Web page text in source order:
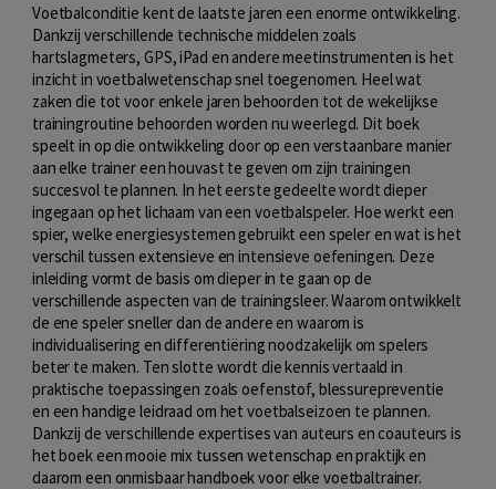
Voetbalconditie kent de laatste jaren een enorme ontwikkeling.
Dankzij verschillende technische middelen zoals
hartslagmeters, GPS, iPad en andere meetinstrumenten is het
inzicht in voetbalwetenschap snel toegenomen. Heel wat
zaken die tot voor enkele jaren behoorden tot de wekelijkse
trainingroutine behoorden worden nu weerlegd. Dit boek
speelt in op die ontwikkeling door op een verstaanbare manier
aan elke trainer een houvast te geven om zijn trainingen
succesvol te plannen. In het eerste gedeelte wordt dieper
ingegaan op het lichaam van een voetbalspeler. Hoe werkt een
spier, welke energiesystemen gebruikt een speler en wat is het
verschil tussen extensieve en intensieve oefeningen. Deze
inleiding vormt de basis om dieper in te gaan op de
verschillende aspecten van de trainingsleer. Waarom ontwikkelt
de ene speler sneller dan de andere en waarom is
individualisering en differentiëring noodzakelijk om spelers
beter te maken. Ten slotte wordt die kennis vertaald in
praktische toepassingen zoals oefenstof, blessurepreventie
en een handige leidraad om het voetbalseizoen te plannen.
Dankzij de verschillende expertises van auteurs en coauteurs is
het boek een mooie mix tussen wetenschap en praktijk en
daarom een onmisbaar handboek voor elke voetbaltrainer.